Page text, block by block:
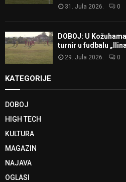
31. Jula 2026. 0
DOBOJ: U
turnir u fudbalu
29. Jula 2026. 0
KATEGORIJE
DOBOJ
HIGH TECH
KULTURA
MAGAZIN
NAJAVA
OGLASI